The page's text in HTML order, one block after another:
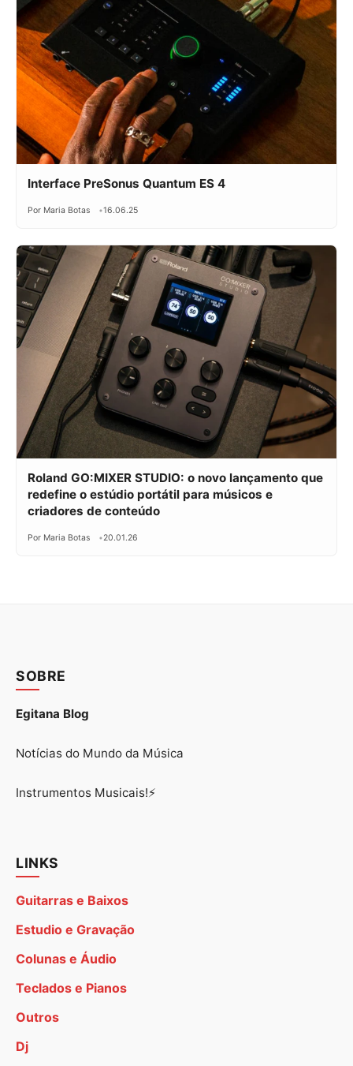
Interface PreSonus Quantum ES 4
Por Maria Botas 16.06.25
Roland GO:MIXER STUDIO: o novo lançamento que
redefine o estúdio portátil para músicos e
criadores de conteúdo
Por Maria Botas 20.01.26
SOBRE
Egitana Blog
Notícias do Mundo da Música
Instrumentos Musicais!⚡
LINKS
Guitarras e Baixos
Estudio e Gravação
Colunas e Áudio
Teclados e Pianos
Outros
Dj